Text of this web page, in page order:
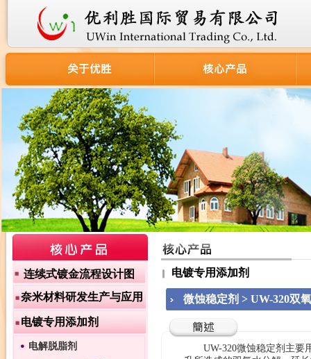
连续式镀金流程设计图
奈米材料研发生产与应用
电镀专用添加剂
电解脱脂剂
电镀专用添加剂
微蚀稳定剂 > UW-320双
UW-320微蚀稳定剂主要用